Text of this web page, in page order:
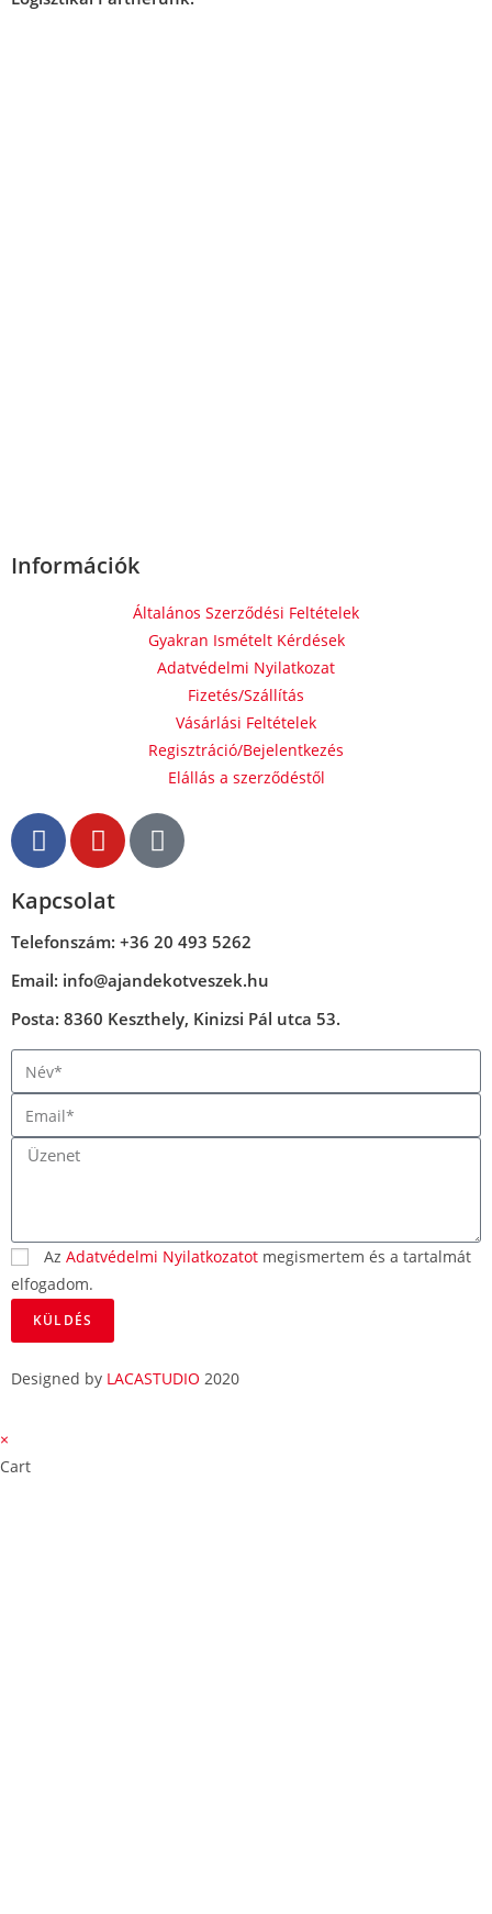
Információk
Általános Szerződési Feltételek
Gyakran Ismételt Kérdések
Adatvédelmi Nyilatkozat
Fizetés/Szállítás
Vásárlási Feltételek
Regisztráció/Bejelentkezés
Elállás a szerződéstől
Kapcsolat
Telefonszám: +36 20 493 5262
Email: info@ajandekotveszek.hu
Posta: 8360 Keszthely, Kinizsi Pál utca 53.
Az Adatvédelmi Nyilatkozatot megismertem és a tartalmát
elfogadom.
KÜLDÉS
Designed by LACASTUDIO 2020
×
Cart